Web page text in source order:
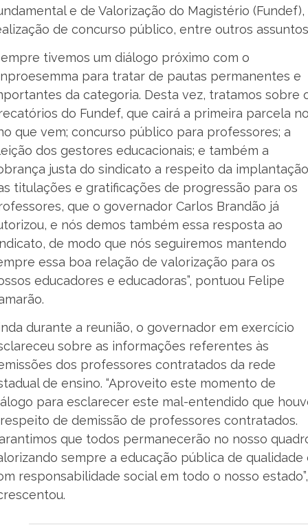
e de Valorização do Magistério (Fundef),
de concurso público, entre outros
tivemos um diálogo próximo com o
para tratar de pautas permanentes e
da categoria. Desta vez, tratamos sobre
do Fundef, que cairá a primeira parcela
que vem; concurso público para professores; a
dos gestores educacionais; e também a
justa do sindicato a respeito da implantação
titulações e gratificações de progressão para os
que o governador Carlos Brandão já
e nós demos também essa resposta ao
de modo que nós seguiremos mantendo
essa boa relação de valorização para os
educadores e educadoras”, pontuou Felipe
durante a reunião, o governador em exercício
sobre as informações referentes às
dos professores contratados da rede
de ensino. “Aproveito este momento de
para esclarecer este mal-entendido que
de demissão de professores contratados.
que todos permanecerão no nosso
sempre a educação pública de qualidade
responsabilidade social em todo o nosso estado”,